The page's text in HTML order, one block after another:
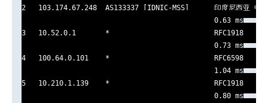
2   103.174.67.248  AS133337 [IDNIC-MSS]      印度尼西亚 中
                                              0.63 ms
3   10.52.0.1       *
                                              0.73 ms
4   100.64.0.101    *
                                              1.04 ms
5   10.210.1.139    *
                                              0.80 ms